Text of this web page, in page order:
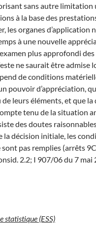
sans autre limitation
à la base des
les organes d’application
à une nouvelle
plus approfondi
ne saurait être admise
de conditions
pouvoir d’appréciation,
de leurs éléments, et que
tenu de la situation
des doutes
la décision initiale, les
pas remplies (arrêts
2.2; I 907/06 du 7 mai
statistique (ESS)